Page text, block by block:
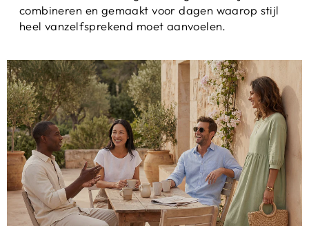
combineren en gemaakt voor dagen waarop stijl
heel vanzelfsprekend moet aanvoelen.